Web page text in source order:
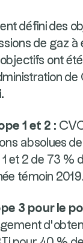
défini des
de gaz à
ont
1 et 2 :
absolues
et 2 de 73 %
témoin
3 pour le